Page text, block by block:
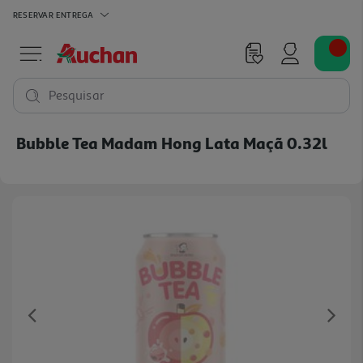
RESERVAR ENTREGA
Pesquisar
Bubble Tea Madam Hong Lata Maçã 0.32l
Previous